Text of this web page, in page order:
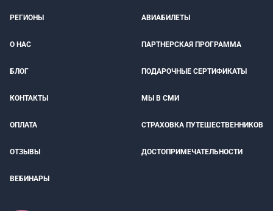
РЕГИОНЫ АВИАБИЛЕТЫ
О НАС ПАРТНЕРСКАЯ ПРОГРАММА
БЛОГ ПОДАРОЧНЫЕ СЕРТИФИКАТЫ
КОНТАКТЫ МЫ В СМИ
ОПЛАТА СТРАХОВКА ПУТЕШЕСТВЕННИКОВ
ОТЗЫВЫ ДОСТОПРИМЕЧАТЕЛЬНОСТИ
ВЕБИНАРЫ